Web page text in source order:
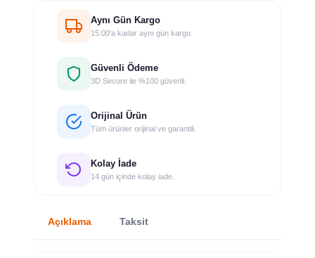
Aynı Gün Kargo
15:00'a kadar aynı gün kargo.
Güvenli Ödeme
3D Secure ile %100 güvenli.
Orijinal Ürün
Tüm ürünler orijinal ve garantili.
Kolay İade
14 gün içinde kolay iade.
Açıklama Taksit